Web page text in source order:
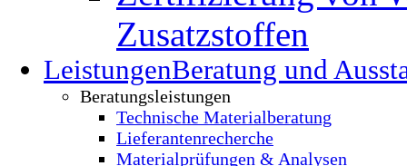
Zusatzstoffen
LeistungenBeratung und
Beratungsleistungen
Technische Materialberatung
Lieferantenrecherche
Materialprüfungen & Analysen